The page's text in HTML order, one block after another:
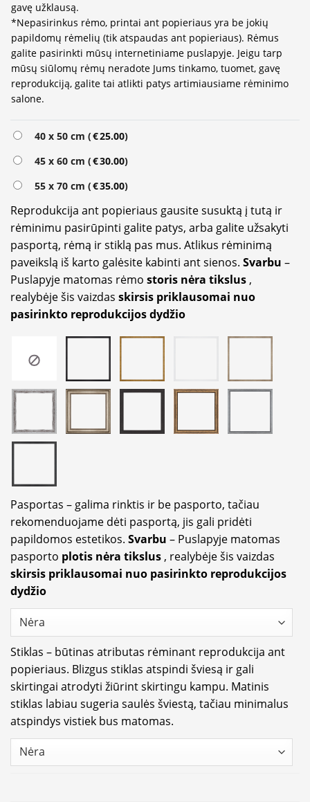
gavę užklausą.
*Nepasirinkus rėmo, printai ant popieriaus yra be jokių
papildomų rėmelių (tik atspaudas ant popieriaus). Rėmus
galite pasirinkti mūsų internetiniame puslapyje. Jeigu tarp
mūsų siūlomų rėmų neradote Jums tinkamo, tuomet, gavę
reprodukciją, galite tai atlikti patys artimiausiame rėminimo
salone.
40 x 50 cm (€25.00)
45 x 60 cm (€30.00)
55 x 70 cm (€35.00)
Reprodukcija ant popieriaus gausite susuktą į tutą ir
rėminimu pasirūpinti galite patys, arba galite užsakyti
pasportą, rėmą ir stiklą pas mus. Atlikus rėminimą
paveikslą iš karto galėsite kabinti ant sienos. Svarbu –
Puslapyje matomas rėmo storis nėra tikslus,
realybėje šis vaizdas skirsis priklausomai nuo
pasirinkto reprodukcijos dydžio
Pasportas – galima rinktis ir be pasporto, tačiau
rekomenduojame dėti pasportą, jis gali pridėti
papildomos estetikos. Svarbu – Puslapyje matomas
pasporto plotis nėra tikslus, realybėje šis vaizdas
skirsis priklausomai nuo pasirinkto reprodukcijos
dydžio
Stiklas – būtinas atributas rėminant reprodukcija ant
popieriaus. Blizgus stiklas atspindi šviesą ir gali
skirtingai atrodyti žiūrint skirtingu kampu. Matinis
stiklas labiau sugeria saulės šviestą, tačiau minimalus
atspindys vistiek bus matomas.
Alternative: